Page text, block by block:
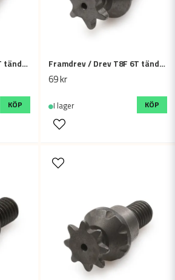
Framdrev / Drev 25H 9T tänder / kuggar - 39cc, 49cc mini ATV / minimoto
KÖP
Framdrev / Drev T8F 6T tänder / kuggar - 39cc, 49cc mini ATV / minimoto
69 kr
I lager KÖP